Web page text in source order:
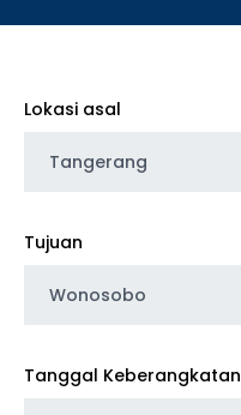
Lokasi asal
Tangerang
Tujuan
Wonosobo
Tanggal Keberangkatan